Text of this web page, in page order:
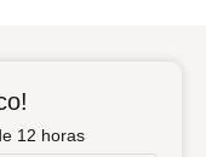
12 horas